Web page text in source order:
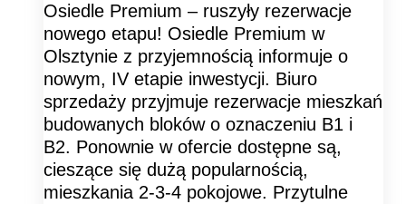
Osiedle Premium – ruszyły rezerwacje
nowego etapu! Osiedle Premium w
Olsztynie z przyjemnością informuje o
nowym, IV etapie inwestycji. Biuro
sprzedaży przyjmuje rezerwacje mieszkań
budowanych bloków o oznaczeniu B1 i
B2. Ponownie w ofercie dostępne są,
cieszące się dużą popularnością,
mieszkania 2-3-4 pokojowe. Przytulne